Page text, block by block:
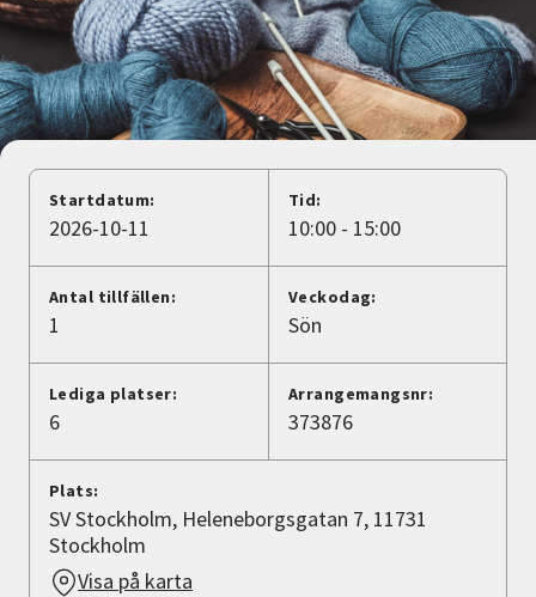
Starta studiecirkel
Cirkelledare
Nyheter
Avdelningar
Lyssna
Startdatum:
2026-10-11
Tid:
10:00 - 15:00
Antal tillfällen:
1
Veckodag:
Sön
Lediga platser:
6
Arrangemangsnr:
373876
Plats:
SV Stockholm, Heleneborgsgatan 7, 11731
Stockholm
Visa på karta